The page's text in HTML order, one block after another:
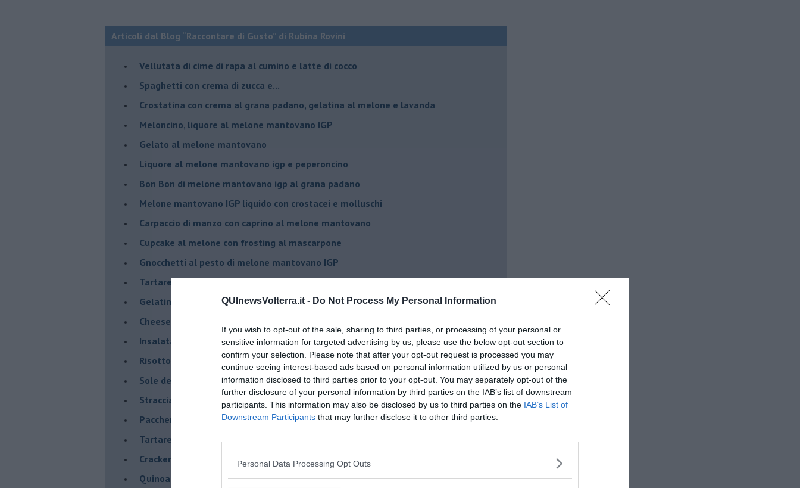
QUInewsVolterra.it - Do Not Process My Personal Information
If you wish to opt-out of the sale, sharing to third parties, or processing of your personal or
sensitive information for targeted advertising by us, please use the below opt-out section to
confirm your selection. Please note that after your opt-out request is processed you may
continue seeing interest-based ads based on personal information utilized by us or personal
information disclosed to third parties prior to your opt-out. You may separately opt-out of the
further disclosure of your personal information by third parties on the IAB’s list of downstream
participants. This information may also be disclosed by us to third parties on the IAB’s List of
Downstream Participants that may further disclose it to other third parties.
Personal Data Processing Opt Outs
Articoli dal Blog “Raccontare di Gusto” di Rubina Rovini
Vellutata di cime di rapa al cumino e latte di cocco
Spaghetti con crema di zucca e...
Crostatina con crema al grana padano, gelatina al melone e lavanda
Meloncino, liquore al melone mantovano IGP
Gelato al melone mantovano
Liquore al melone mantovano igp e peperoncino
Bon Bon di melone mantovano igp al grana padano
Melone mantovano IGP liquido con crostacei e molluschi
Carpaccio di manzo con caprino al melone mantovano
Cupcake al melone con frosting al mascarpone
Gnocchetti al pesto di melone mantovano IGP
Tartare di fassona con melone,grue di cacao e timo
Gelatine al cardamomo e melone mantovano igp
Cheesecake al melone mantovano IGP
Insalata di sgombro e melone mantovano IGP
Risotto al Melone Mantovano IGP, scampi e timo
Sole del sud con riduzione di agrumi
Stracciatella di Andria con melone piccante
Paccheri con scarola, vongole e mandorle
Tartare di luccioperca con melone al tabasco
Crackers di segale
Quinoa con Melone Mantovano IGP, Rucola, Croccante